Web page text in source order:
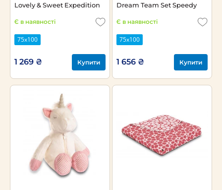
Lovely & Sweet Expedition
Є в наявності
75х100
1 269 ₴ Купити
Dream Team Set Speedy
Є в наявності
75х100
1 656 ₴ Купити